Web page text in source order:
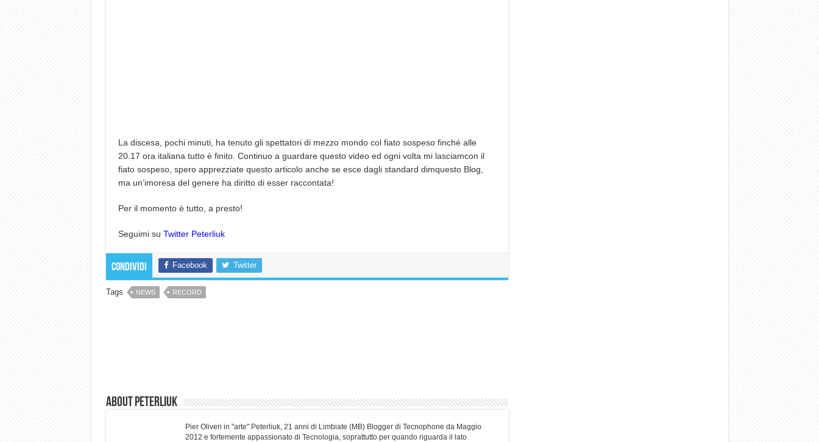
La discesa, pochi minuti, ha tenuto gli spettatori di mezzo mondo col fiato sospeso finché alle
20.17 ora italiana tutto è finito. Continuo a guardare questo video ed ogni volta mi lasciamcon il
fiato sospeso, spero apprezziate questo articolo anche se esce dagli standard dimquesto Blog,
ma un’imoresa del genere ha diritto di esser raccontata!
Per il momento è tutto, a presto!
Seguimi su Twitter Peterliuk
Condividi Facebook Twitter
Tags NEWS RECORD
About Peterliuk
Pier Oliveri in "arte" Peterliuk, 21 anni di Limbiate (MB) Blogger di Tecnophone da Maggio
2012 e fortemente appassionato di Tecnologia, soprattutto per quando riguarda il lato